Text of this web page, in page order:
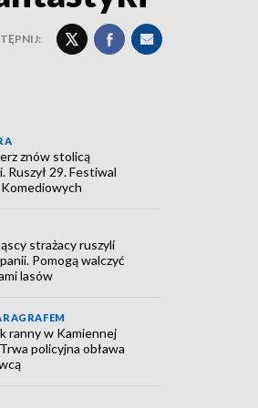
znów stolicą
Ruszył 29. Festiwal
strażacy ruszyli
Pomogą walczyć
lasów
ranny w Kamiennej
policyjna obława